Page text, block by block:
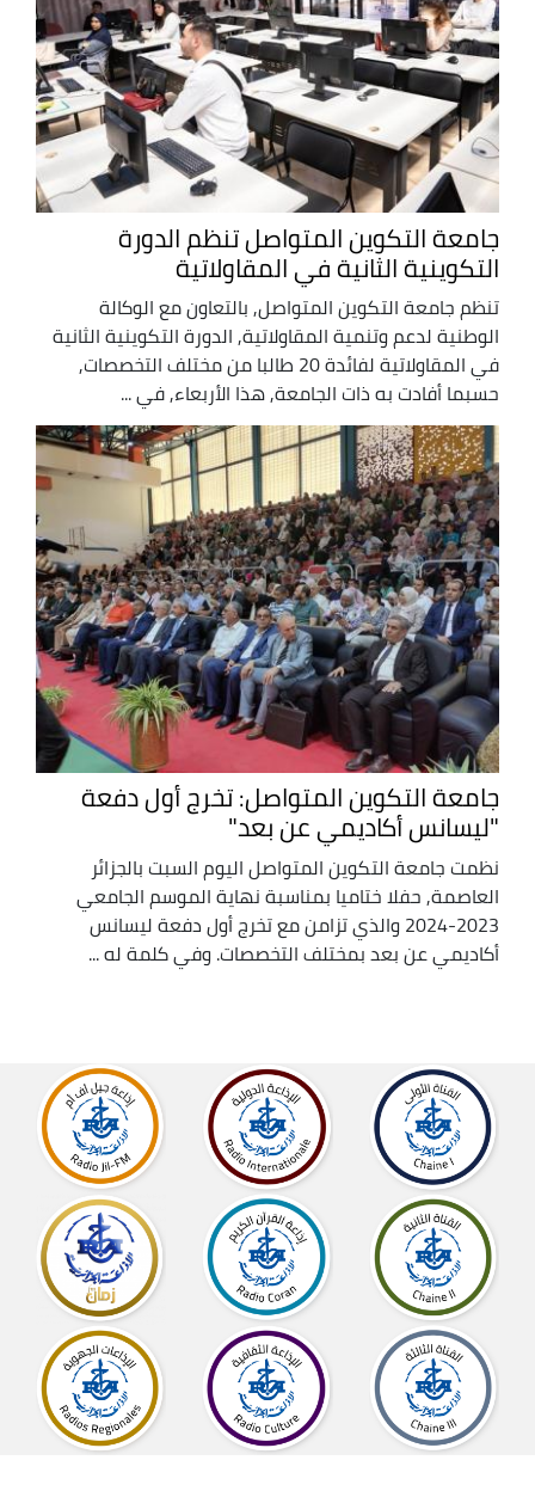
جامعة التكوين المتواصل تنظم الدورة
التكوينية الثانية في المقاولاتية
تنظم جامعة التكوين المتواصل, بالتعاون مع الوكالة
الوطنية لدعم وتنمية المقاولاتية, الدورة التكوينية الثانية
في المقاولاتية لفائدة 20 طالبا من مختلف التخصصات,
حسبما أفادت به ذات الجامعة, هذا الأربعاء, في ...
جامعة التكوين المتواصل: تخرج أول دفعة
"ليسانس أكاديمي عن بعد"
نظمت جامعة التكوين المتواصل اليوم السبت بالجزائر
العاصمة, حفلا ختاميا بمناسبة نهاية الموسم الجامعي
2023-2024 والذي تزامن مع تخرج أول دفعة ليسانس
أكاديمي عن بعد بمختلف التخصصات. وفي كلمة له ...